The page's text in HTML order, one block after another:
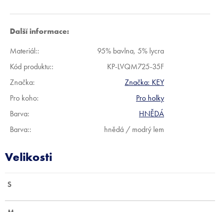
Další informace:
Materiál::
95% bavlna, 5% lycra
Kód produktu::
KP-LVQM725-35F
Značka:
Značka: KEY
Pro koho:
Pro holky
Barva:
HNĚDÁ
Barva:: hnědá / modrý lem
S